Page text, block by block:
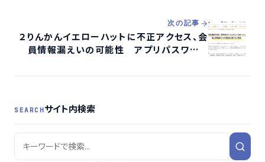
次の記事
２りんかんイエローハットに不正アクセス、会
員情報漏えいの可能性 アプリパスワード
SEARCHサイト内検索